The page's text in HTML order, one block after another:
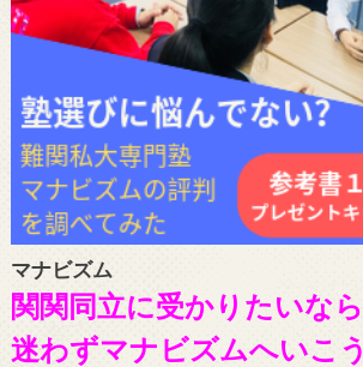
マナビズム
関関同立に受かりたいなら
迷わずマナビズムへいこう